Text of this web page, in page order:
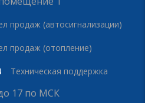
продаж (автосигнализации)
продаж (отопление)
Техническая поддержка
17 по МСК